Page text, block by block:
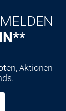
Aktionen